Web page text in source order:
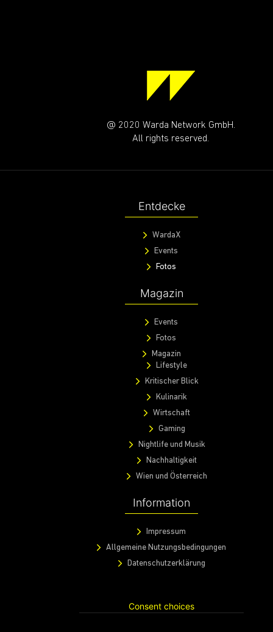
@ 2020 Warda Network GmbH.
All rights reserved.
Entdecke
WardaX
Events
Fotos
Magazin
Events
Fotos
Magazin
Lifestyle
Kritischer Blick
Kulinarik
Wirtschaft
Gaming
Nightlife und Musik
Nachhaltigkeit
Wien und Österreich
Information
Impressum
Allgemeine Nutzungsbedingungen
Datenschutzerklärung
Consent choices